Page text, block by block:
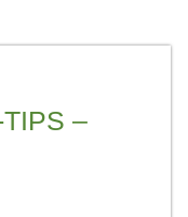
–